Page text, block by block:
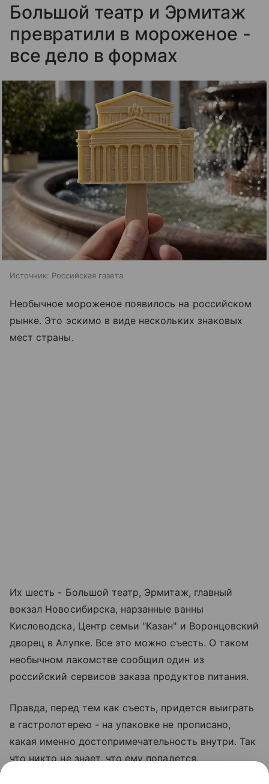
Большой театр и Эрмитаж
превратили в мороженое -
все дело в формах
Источник: Российская газета
Необычное мороженое появилось на российском
рынке. Это эскимо в виде нескольких знаковых
мест страны.
Их шесть - Большой театр, Эрмитаж, главный
вокзал Новосибирска, нарзанные ванны
Кисловодска, Центр семьи "Казан" и Воронцовский
дворец в Алупке. Все это можно съесть. О таком
необычном лакомстве сообщил один из
российский сервисов заказа продуктов питания.
Правда, перед тем как съесть, придется выиграть
в гастролотерею - на упаковке не прописано,
какая именно достопримечательность внутри. Так
что никто не знает, что ему попадется.